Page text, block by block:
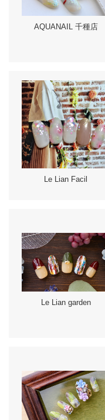
AQUANAIL 千種店
Le Lian Facil
Le Lian garden